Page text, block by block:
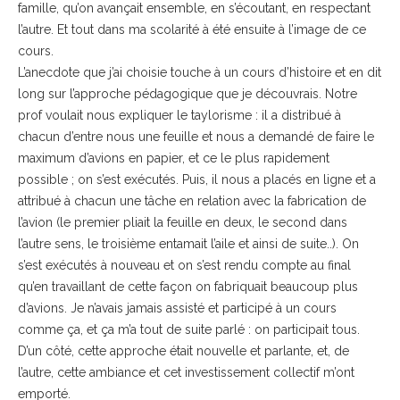
famille, qu’on avançait ensemble, en s’écoutant, en respectant
l’autre. Et tout dans ma scolarité à été ensuite à l’image de ce
cours.
L’anecdote que j’ai choisie touche à un cours d’histoire et en dit
long sur l’approche pédagogique que je découvrais. Notre
prof voulait nous expliquer le taylorisme : il a distribué à
chacun d’entre nous une feuille et nous a demandé de faire le
maximum d’avions en papier, et ce le plus rapidement
possible ; on s’est exécutés. Puis, il nous a placés en ligne et a
attribué à chacun une tâche en relation avec la fabrication de
l’avion (le premier pliait la feuille en deux, le second dans
l’autre sens, le troisième entamait l’aile et ainsi de suite..). On
s’est exécutés à nouveau et on s’est rendu compte au final
qu’en travaillant de cette façon on fabriquait beaucoup plus
d’avions. Je n’avais jamais assisté et participé à un cours
comme ça, et ça m’a tout de suite parlé : on participait tous.
D’un côté, cette approche était nouvelle et parlante, et, de
l’autre, cette ambiance et cet investissement collectif m’ont
emporté.